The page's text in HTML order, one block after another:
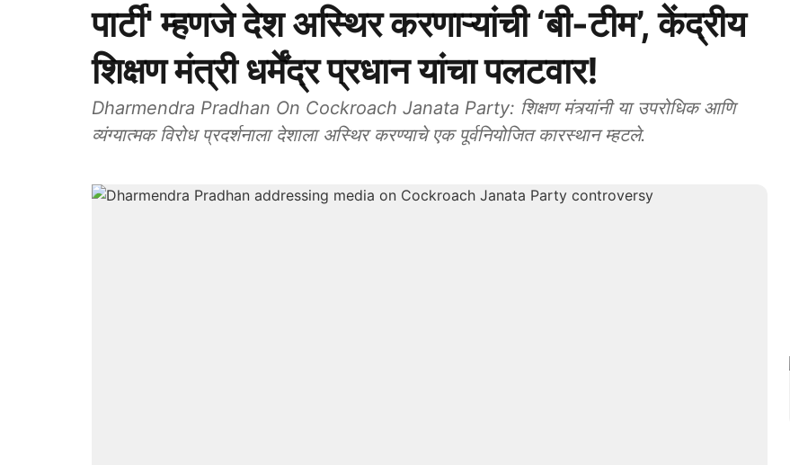
पार्टी' म्हणजे देश अस्थिर करणाऱ्यांची ‘बी-टीम’, केंद्रीय
शिक्षण मंत्री धर्मेंद्र प्रधान यांचा पलटवार!
Dharmendra Pradhan On Cockroach Janata Party: शिक्षण मंत्र्यांनी या उपरोधिक आणि
व्यंग्यात्मक विरोध प्रदर्शनाला देशाला अस्थिर करण्याचे एक पूर्वनियोजित कारस्थान म्हटले.